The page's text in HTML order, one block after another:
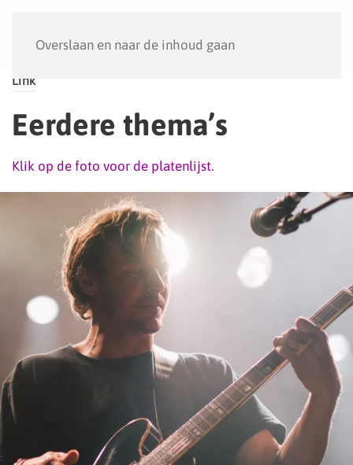
Overslaan en naar de inhoud gaan
Link
Eerdere thema’s
Klik op de foto voor de platenlijst.